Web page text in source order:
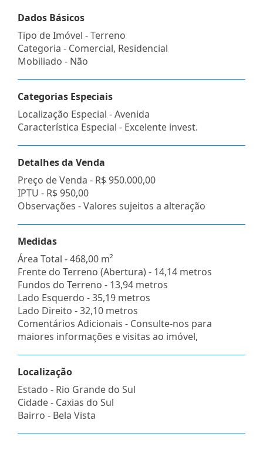
Dados Básicos
Tipo de Imóvel - Terreno
Categoria - Comercial, Residencial
Mobiliado - Não
Categorias Especiais
Localização Especial - Avenida
Característica Especial - Excelente invest.
Detalhes da Venda
Preço de Venda - R$ 950.000,00
IPTU - R$ 950,00
Observações - Valores sujeitos a alteração
Medidas
Área Total - 468,00 m²
Frente do Terreno (Abertura) - 14,14 metros
Fundos do Terreno - 13,94 metros
Lado Esquerdo - 35,19 metros
Lado Direito - 32,10 metros
Comentários Adicionais - Consulte-nos para
maiores informações e visitas ao imóvel,
Localização
Estado - Rio Grande do Sul
Cidade - Caxias do Sul
Bairro - Bela Vista